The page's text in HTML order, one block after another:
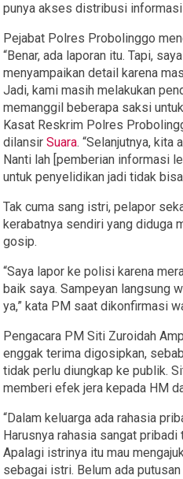
punya akses distribusi
Pejabat Polres Probolinggo
“Benar, ada laporan itu. Tapi,
menyampaikan detail karena
Jadi, kami masih melakukan
memanggil beberapa saksi
Kasat Reskrim Polres
dilansirSuara. “Selanjutnya, kita
Nanti lah [pemberian informasi
untuk penyelidikan jadi tidak
Tak cuma sang istri, pelapor
kerabatnya sendiri yang diduga
gosip.
“Saya lapor ke polisi karena
baik saya. Sampeyan langsung
ya,” kata PM saat dikonfirmasi
Pengacara PM Siti Zuroidah
enggak terima digosipkan,
tidak perlu diungkap ke publik.
memberi efek jera kepada HM
“Dalam keluarga ada rahasia
Harusnya rahasia sangat
Apalagi istrinya itu mau
sebagai istri. Belum ada